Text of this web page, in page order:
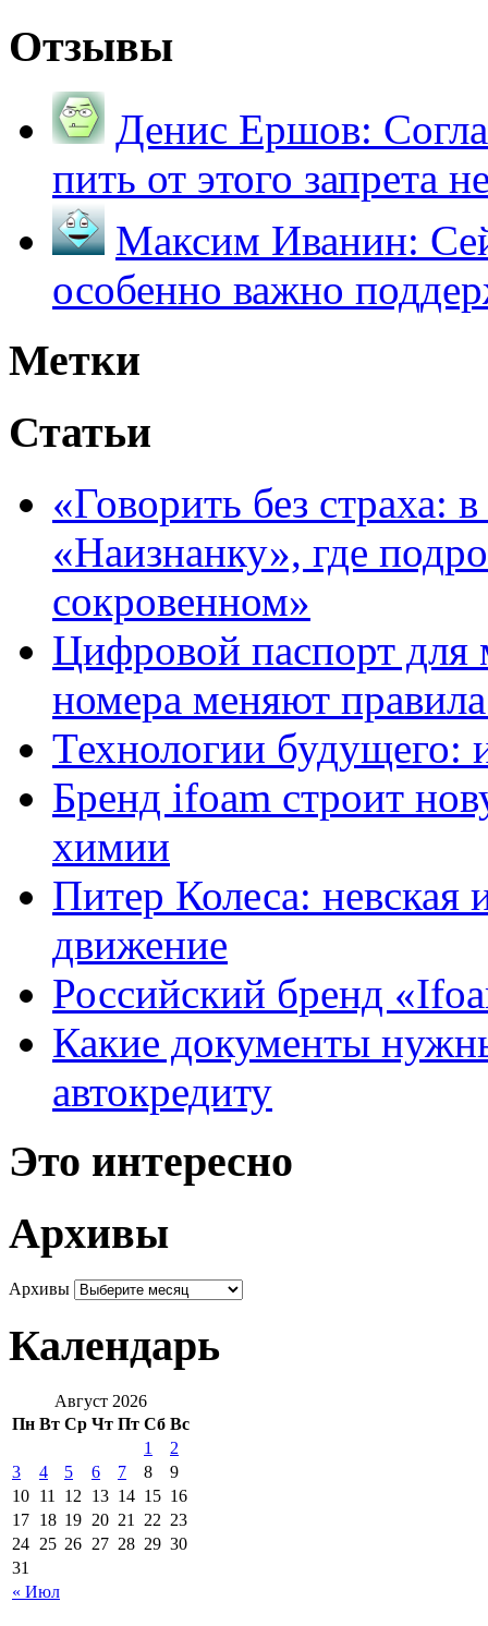
Отзывы
Денис Ершов:
пить от этого запрета
Максим Иванин:
особенно важно
Метки
Статьи
«Говорить без страха:
«Наизнанку», где
сокровенном»
Цифровой паспорт для
номера меняют
Технологии будущего:
Бренд ifoam строит
химии
Питер Колеса: невская
движение
Российский бренд
Какие документы
автокредиту
Это интересно
Архивы
Архивы
Календарь
Август 2026
Пн Вт Ср Чт Пт Сб Вс
« Июл
1
2
3
4 5 6 7 8
9
10 11 12 13 14 15 16
17 18 19 20 21 22 23
24 25 26 27 28 29 30
31